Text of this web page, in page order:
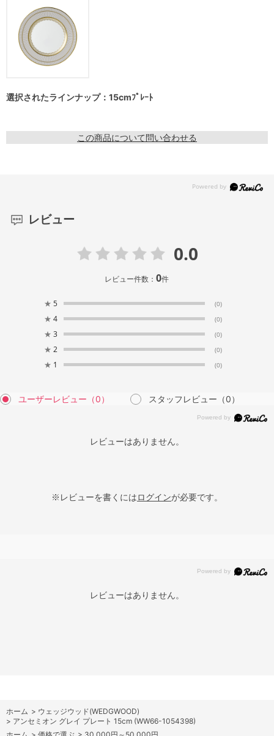
選択されたラインナップ：15cmﾌﾟﾚｰﾄ
この商品について問い合わせる
レビュー
0.0
レビュー件数：0件
★ 5 (0)
★ 4 (0)
★ 3 (0)
★ 2 (0)
★ 1 (0)
ユーザーレビュー （0） スタッフレビュー （0）
レビューはありません。
※レビューを書くにはログインが必要です。
レビューはありません。
ホーム > ウェッジウッド(WEDGWOOD)
> アンセミオン グレイ プレート 15cm (WW66-1054398)